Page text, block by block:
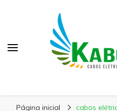
Página inicial cabos